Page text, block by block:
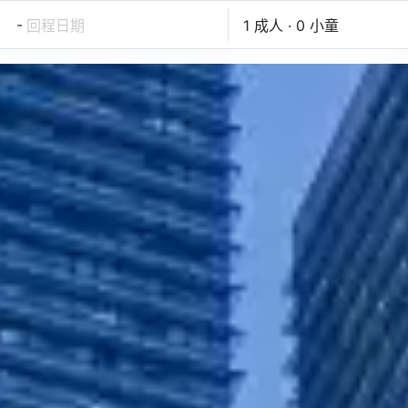
- 回程日期 1 成人 · 0 小童